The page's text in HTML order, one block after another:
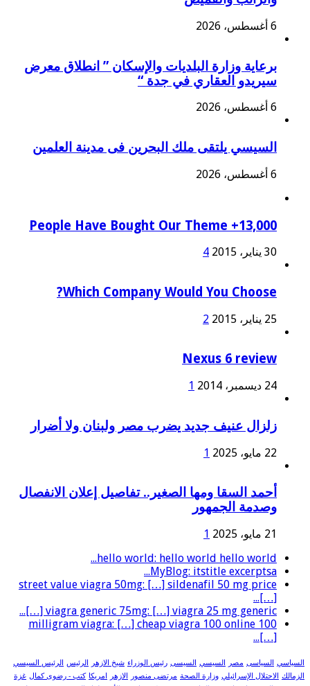
6 أغسطس، 2026
برعاية وزارة البلديات والإسكان ” انطلاق معرض
سيريدو العقاري في جدة “
6 أغسطس، 2026
السيسي يلتقى ملك البحرين فى مدينة العلمين
6 أغسطس، 2026
13,000+ People Have Bought Our Theme
30 يناير، 2015 4
Which Company Would You Choose?
25 يناير، 2015 2
Nexus 6 review
24 ديسمبر، 2014 1
زلزال عنيف جديد يضرب مصر ولبنان ولا أضرار
22 مايو، 2025 1
أحمد السقا ومها الصغير.. تفاصيل إعلان الانفصال
وصدمة الجمهور
21 مايو، 2025
1
hello world: hello world hello world...
MyBlog: itstitle excerptsa...
street value viagra 50mg: […] sildenafil 50 mg price
[…]...
viagra generic 75mg: […] viagra 25 mg generic […]...
100 milligram viagra: […] cheap viagra 100 online
[…]...
السياسي السياسى مصر السيسي السيسى رئيس الوزراء شيخ الازهر الرئيس الرئيس السيسي
الزمالك الاحتلال الإسرائيلي وزارة الصحة مرتضى منصور الازهر امريكا كتب - رضوى كمال غزة